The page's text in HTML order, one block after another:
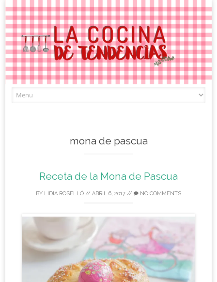
to
mona de pascua
Receta de la Mona de Pascua
BY LIDIA ROSELLÓ // ABRIL 6, 2017 // NO COMMENTS